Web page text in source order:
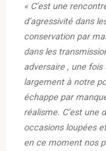
« C’est une
d’agressivité dans
conservation par
dans les
adversaire , une
largement à notre
échappe par
réalisme. C’est une
occasions loupées
en ce moment nos